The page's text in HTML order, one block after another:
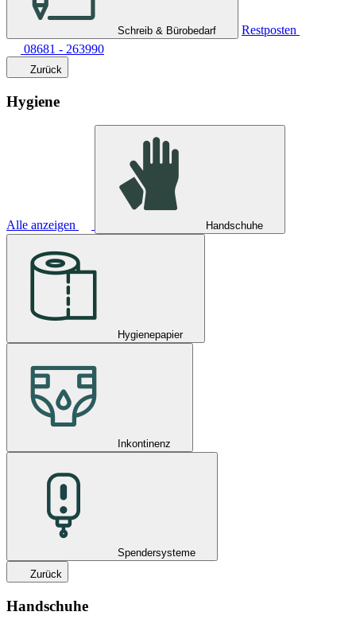
Schreib & Bürobedarf
Restposten
08681 - 263990
Zurück
Hygiene
Alle anzeigen Handschuhe
Hygienepapier
Inkontinenz
Spendersysteme
Zurück
Handschuhe